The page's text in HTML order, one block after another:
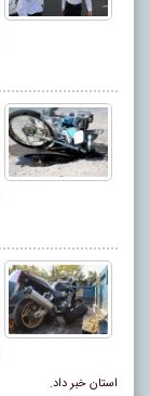
استان خبر داد.